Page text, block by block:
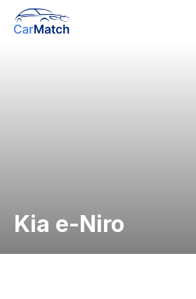
Kia e-Niro